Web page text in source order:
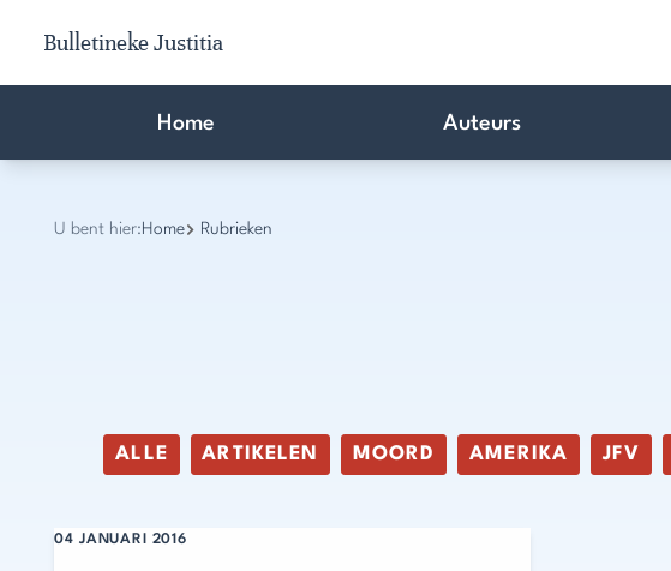
Bulletineke Justitia
Home Auteurs
U bent hier: Home Rubrieken
ALLE ARTIKELEN MOORD AMERIKA JFV
04 JANUARI 2016